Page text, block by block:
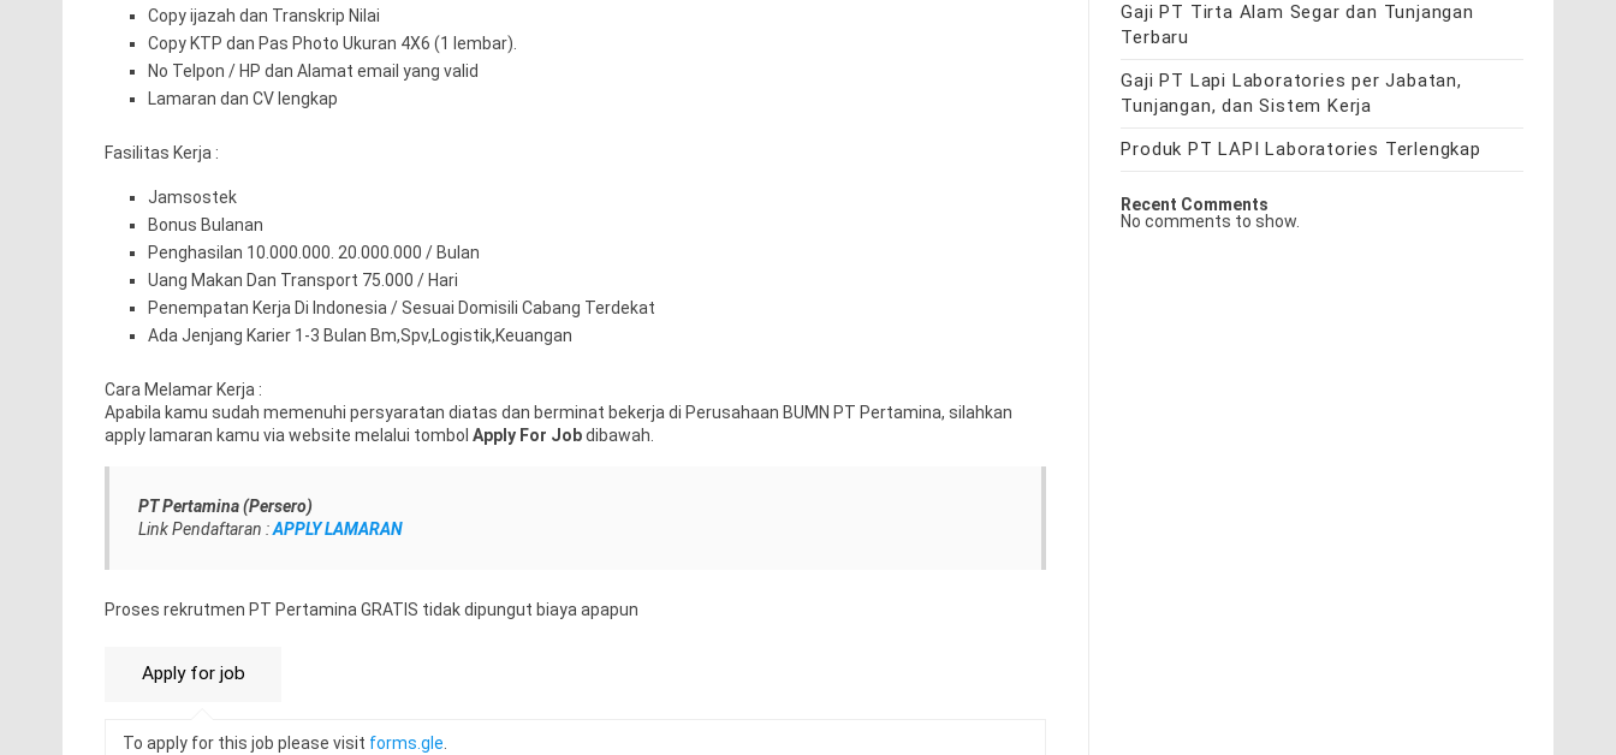
Copy ijazah dan Transkrip Nilai
Copy KTP dan Pas Photo Ukuran 4X6 (1 lembar).
No Telpon / HP dan Alamat email yang valid
Lamaran dan CV lengkap
Fasilitas Kerja :
Jamsostek
Bonus Bulanan
Penghasilan 10.000.000. 20.000.000 / Bulan
Uang Makan Dan Transport 75.000 / Hari
Penempatan Kerja Di Indonesia / Sesuai Domisili Cabang Terdekat
Ada Jenjang Karier 1-3 Bulan Bm,Spv,Logistik,Keuangan
Cara Melamar Kerja :
Apabila kamu sudah memenuhi persyaratan diatas dan berminat bekerja di Perusahaan BUMN PT Pertamina, silahkan
apply lamaran kamu via website melalui tombol Apply For Jobdibawah.
PT Pertamina (Persero)
Link Pendaftaran :APPLY LAMARAN
Proses rekrutmen PT Pertamina GRATIS tidak dipungut biaya apapun
To apply for this job please visit forms.gle.
Gaji PT Tirta Alam Segar dan Tunjangan
Terbaru
Gaji PT Lapi Laboratories per Jabatan,
Tunjangan, dan Sistem Kerja
Produk PT LAPI Laboratories Terlengkap
Recent Comments
No comments to show.